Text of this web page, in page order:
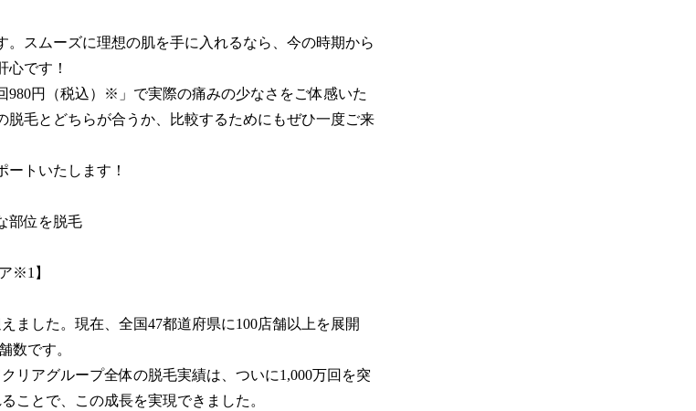
。スムーズに理想の肌を手に入れるなら、今の時期から
心です！
980円（税込）※」で実際の痛みの少なさをご体感いた
脱毛とどちらが合うか、比較するためにもぜひ一度ご来
トいたします！
部位を脱毛
※1】
ました。現在、全国47都道府県に100店舗以上を展開
数です。
リアグループ全体の脱毛実績は、ついに1,000万回を突
ことで、この成長を実現できました。